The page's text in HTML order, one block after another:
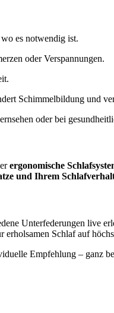
es notwendig ist.
oder Verspannungen.
Schimmelbildung und
oder bei
ergonomische
und Ihrem
Unterfederungen live
Schlaf auf
Empfehlung – ganz